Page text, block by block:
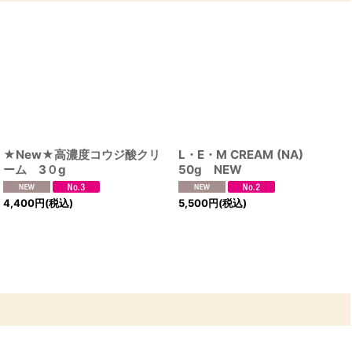
★New★高濃度コウジ酸クリ
ーム 3０g
4,400円(税込)
L・E・M CREAM (NA)
50g NEW
5,500円(税込)